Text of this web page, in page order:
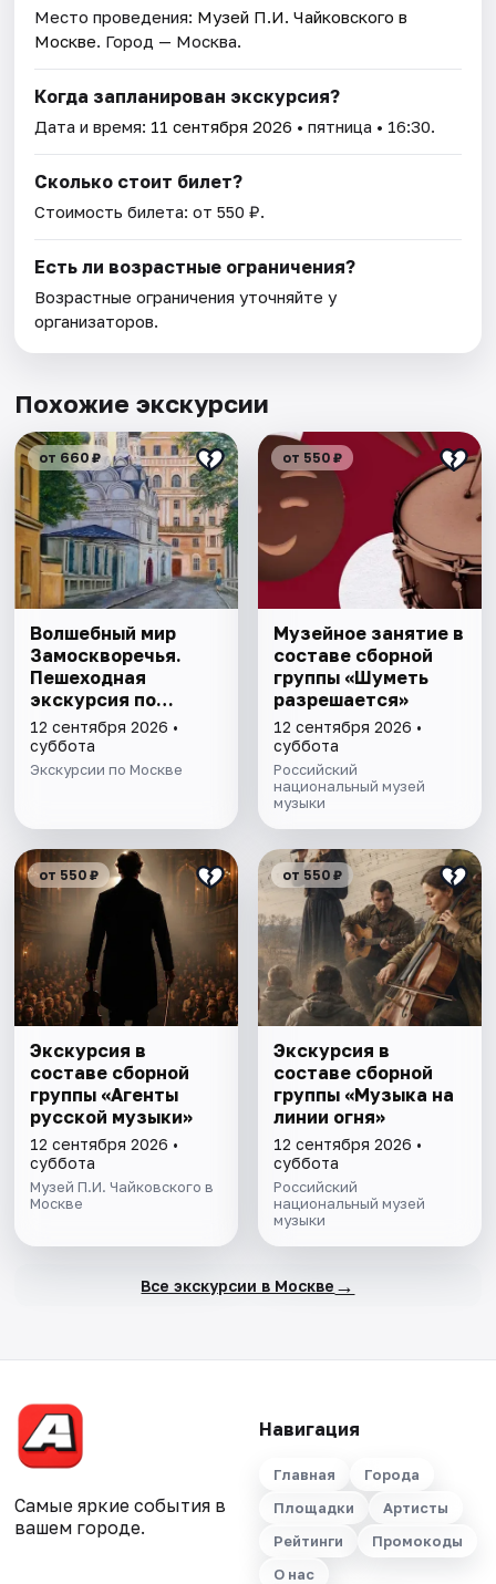
Место проведения: Музей П.И. Чайковского в
Москве. Город — Москва.
Когда запланирован экскурсия?
Дата и время: 11 сентября 2026 • пятница • 16:30.
Сколько стоит билет?
Стоимость билета: от 550 ₽.
Есть ли возрастные ограничения?
Возрастные ограничения уточняйте у
организаторов.
Похожие экскурсии
от 660 ₽
Волшебный мир
Замоскворечья.
Пешеходная
экскурсия по
Москве
12 сентября 2026 •
суббота
Экскурсии по Москве
от 550 ₽
Музейное занятие в
составе сборной
группы «Шуметь
разрешается»
12 сентября 2026 •
суббота
Российский
национальный музей
музыки
от 550 ₽
Экскурсия в
составе сборной
группы «Агенты
русской музыки»
12 сентября 2026 •
суббота
Музей П.И. Чайковского в
Москве
от 550 ₽
Экскурсия в
составе сборной
группы «Музыка на
линии огня»
12 сентября 2026 •
суббота
Российский
национальный музей
музыки
Все экскурсии в Москве →
Самые яркие события в
вашем городе.
Навигация
Главная
Города
Площадки
Артисты
Рейтинги
Промокоды
О нас